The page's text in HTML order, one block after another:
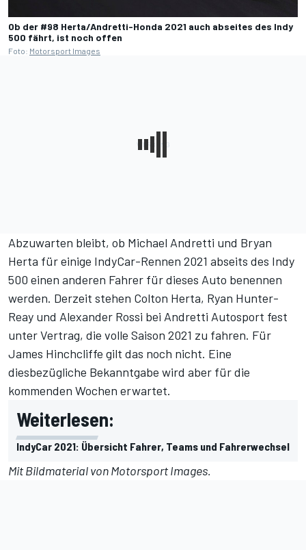
Ob der #98 Herta/Andretti-Honda 2021 auch abseites des Indy
500 fährt, ist noch offen
Foto: Motorsport Images
Abzuwarten bleibt, ob Michael Andretti und Bryan
Herta für einige IndyCar-Rennen 2021 abseits des Indy
500 einen anderen Fahrer für dieses Auto benennen
werden. Derzeit stehen Colton Herta, Ryan Hunter-
Reay und Alexander Rossi bei Andretti Autosport fest
unter Vertrag, die volle Saison 2021 zu fahren. Für
James Hinchcliffe gilt das noch nicht. Eine
diesbezügliche Bekanntgabe wird aber für die
kommenden Wochen erwartet.
Weiterlesen:
IndyCar 2021: Übersicht Fahrer, Teams und Fahrerwechsel
Mit Bildmaterial vonMotorsport Images.